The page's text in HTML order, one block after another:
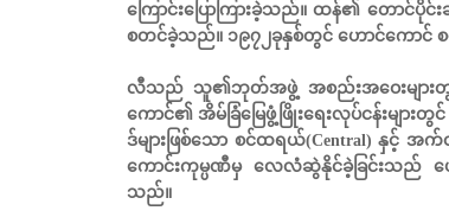
ကြောင်းပြောကြားခဲ့သည်။ ထန်၏ တောင်ပို
စတင်ခဲ့သည်။ ၁၉၇၂ခုနှစ်တွင် ဟောင်ကောင် စ
လီသည် သူ၏ဘုတ်အဖွဲ့ အစည်းအဝေးများတွင် သူ
ကောင်၏ အိမ်ခြံမြေဖွံ့ဖြိုးရေးလုပ်ငန်းများ
ဒ်များဖြစ်သော စင်ထရယ်(Central) နှင့် အ
ကောင်းကုမ္ပဏီမှ လေလံဆွဲနိုင်ခဲ့ခြင်းသည် ဟေ
သည်။